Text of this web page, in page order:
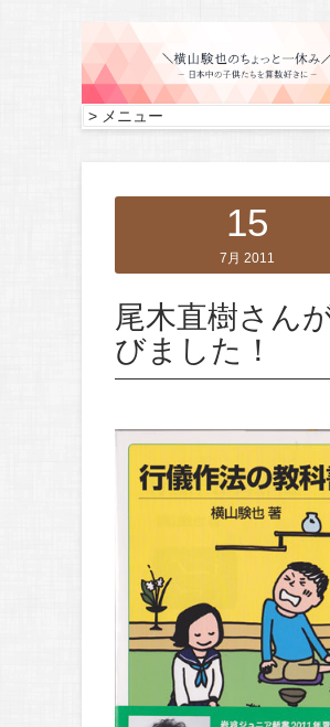
15
7月 2011
尾木直樹さん
びました！